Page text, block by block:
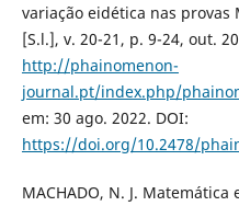
variação eidética nas provas
[S.l.], v. 20-21, p. 9-24, out.
http://phainomenon-
journal.pt/index.php/
em: 30 ago. 2022. DOI:
https://doi.org/10.2478/
MACHADO, N. J.